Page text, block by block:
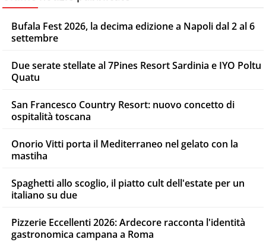
Bufala Fest 2026, la decima edizione a Napoli dal 2 al 6
settembre
Due serate stellate al 7Pines Resort Sardinia e IYO Poltu
Quatu
San Francesco Country Resort: nuovo concetto di
ospitalità toscana
Onorio Vitti porta il Mediterraneo nel gelato con la
mastiha
Spaghetti allo scoglio, il piatto cult dell'estate per un
italiano su due
Pizzerie Eccellenti 2026: Ardecore racconta l'identità
gastronomica campana a Roma